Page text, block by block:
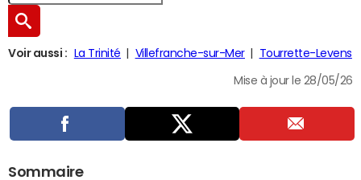
Voir aussi : La Trinité Villefranche-sur-Mer Tourrette-Levens
Mise à jour le 28/05/26
Sommaire